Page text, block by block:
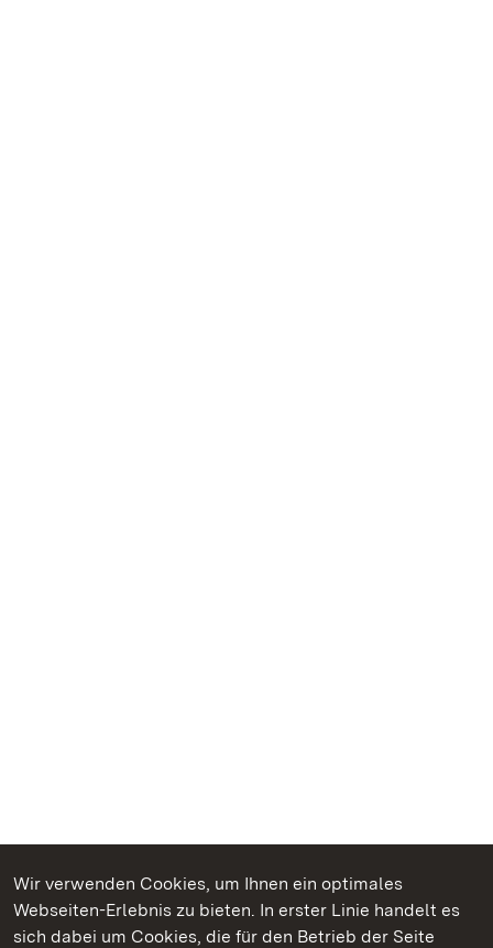
Wir verwenden Cookies, um Ihnen ein optimales
Webseiten-Erlebnis zu bieten. In erster Linie handelt es
sich dabei um Cookies, die für den Betrieb der Seite
Kommen. Staunen. Genießen.